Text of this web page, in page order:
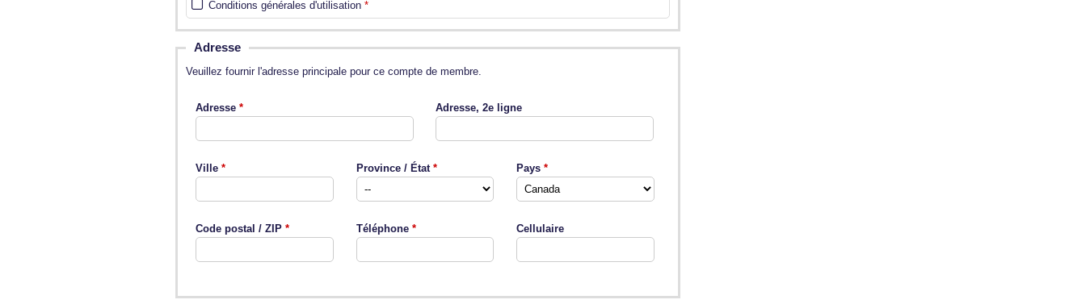
Conditions générales d'utilisation
Adresse
Veuillez fournir l'adresse principale pour ce compte de membre.
Adresse Adresse, 2e ligne
Ville Province / État Pays
Code postal / ZIP Téléphone Cellulaire